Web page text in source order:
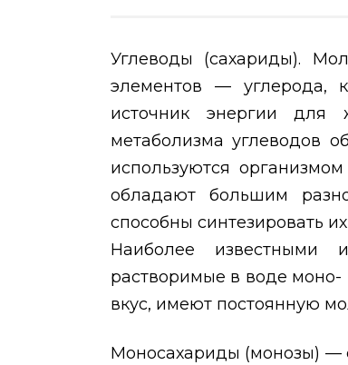
Углеводы (сахариды).
элементов — углерода,
источник энергии для
метаболизма углеводов
используются
обладают большим
способны синтезировать
Наиболее известными
растворимые в воде моно-
вкус, имеют постоянную
Моносахариды (монозы) —